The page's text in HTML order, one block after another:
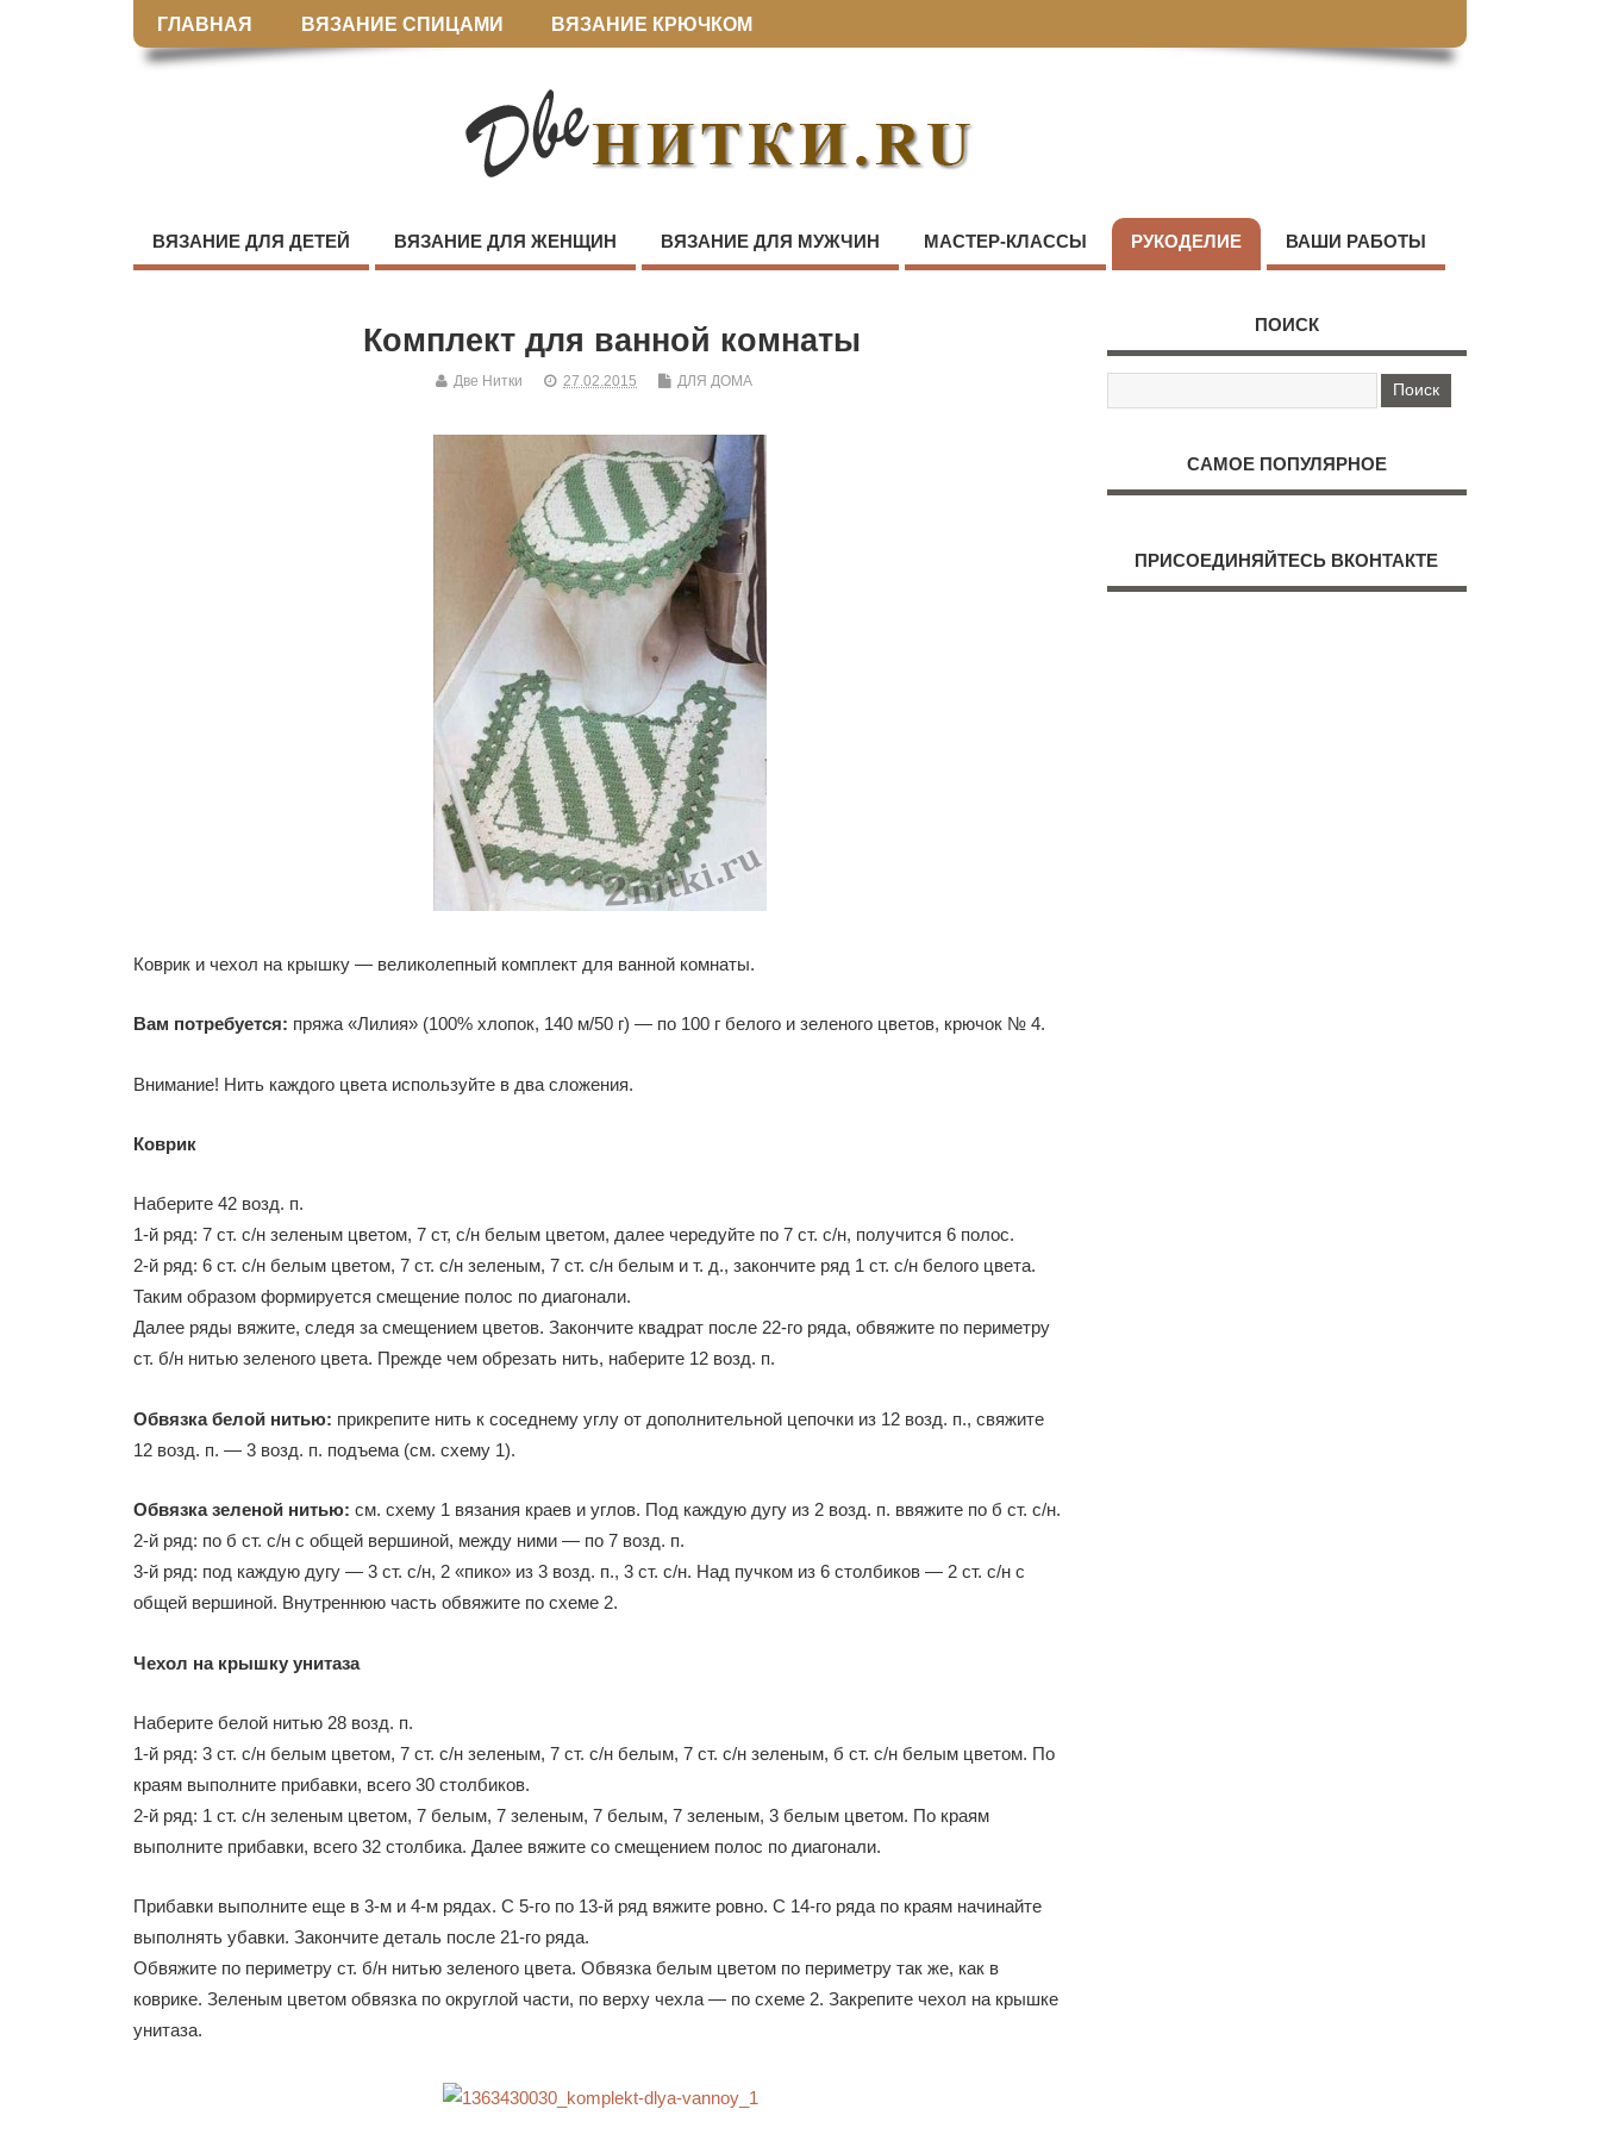
ГЛАВНАЯ ВЯЗАНИЕ СПИЦАМИ ВЯЗАНИЕ КРЮЧКОМ
ВЯЗАНИЕ ДЛЯ ДЕТЕЙ ВЯЗАНИЕ ДЛЯ ЖЕНЩИН ВЯЗАНИЕ ДЛЯ МУЖЧИН МАСТЕР-КЛАССЫ РУКОДЕЛИЕ ВАШИ РАБОТЫ
Комплект для ванной комнаты
Две Нитки 27.02.2015 ДЛЯ ДОМА
Коврик и чехол на крышку — великолепный комплект для ванной комнаты.
Вам потребуется: пряжа «Лилия» (100% хлопок, 140 м/50 г) — по 100 г белого и зеленого цветов, крючок № 4.
Внимание! Нить каждого цвета используйте в два сложения.
Коврик
Наберите 42 возд. п.
1-й ряд: 7 ст. с/н зеленым цветом, 7 ст, с/н белым цветом, далее чередуйте по 7 ст. с/н, получится 6 полос.
2-й ряд: 6 ст. с/н белым цветом, 7 ст. с/н зеленым, 7 ст. с/н белым и т. д., закончите ряд 1 ст. с/н белого цвета.
Таким образом формируется смещение полос по диагонали.
Далее ряды вяжите, следя за смещением цветов. Закончите квадрат после 22-го ряда, обвяжите по периметру
ст. б/н нитью зеленого цвета. Прежде чем обрезать нить, наберите 12 возд. п.
Обвязка белой нитью: прикрепите нить к соседнему углу от дополнительной цепочки из 12 возд. п., свяжите
12 возд. п. — 3 возд. п. подъема (см. схему 1).
Обвязка зеленой нитью: см. схему 1 вязания краев и углов. Под каждую дугу из 2 возд. п. ввяжите по б ст. с/н.
2-й ряд: по б ст. с/н с общей вершиной, между ними — по 7 возд. п.
3-й ряд: под каждую дугу — 3 ст. с/н, 2 «пико» из 3 возд. п., 3 ст. с/н. Над пучком из 6 столбиков — 2 ст. с/н с
общей вершиной. Внутреннюю часть обвяжите по схеме 2.
Чехол на крышку унитаза
Наберите белой нитью 28 возд. п.
1-й ряд: 3 ст. с/н белым цветом, 7 ст. с/н зеленым, 7 ст. с/н белым, 7 ст. с/н зеленым, б ст. с/н белым цветом. По
краям выполните прибавки, всего 30 столбиков.
2-й ряд: 1 ст. с/н зеленым цветом, 7 белым, 7 зеленым, 7 белым, 7 зеленым, 3 белым цветом. По краям
выполните прибавки, всего 32 столбика. Далее вяжите со смещением полос по диагонали.
Прибавки выполните еще в 3-м и 4-м рядах. С 5-го по 13-й ряд вяжите ровно. С 14-го ряда по краям начинайте
выполнять убавки. Закончите деталь после 21-го ряда.
Обвяжите по периметру ст. б/н нитью зеленого цвета. Обвязка белым цветом по периметру так же, как в
коврике. Зеленым цветом обвязка по округлой части, по верху чехла — по схеме 2. Закрепите чехол на крышке
унитаза.
ПОИСК
САМОЕ ПОПУЛЯРНОЕ
ПРИСОЕДИНЯЙТЕСЬ ВКОНТАКТЕ